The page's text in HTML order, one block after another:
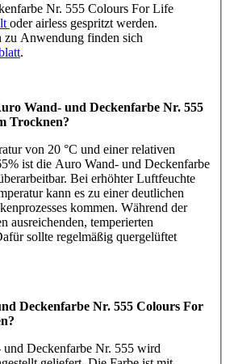
Nr. 555 Colours For Life
oder airless gespritzt werden.
zu Anwendung finden sich
.
Wand- und Deckenfarbe Nr. 555
Trocknen?
von 20 °C und einer relativen
ist die Auro Wand- und Deckenfarbe
Bei erhöhter Luftfeuchte
kann es zu einer deutlichen
kommen. Während der
ausreichenden, temperierten
sollte regelmäßig quergelüftet
Deckenfarbe Nr. 555 Colours For
Deckenfarbe Nr. 555 wird